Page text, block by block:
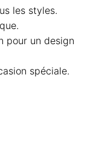
les styles.
pour un design
spéciale.